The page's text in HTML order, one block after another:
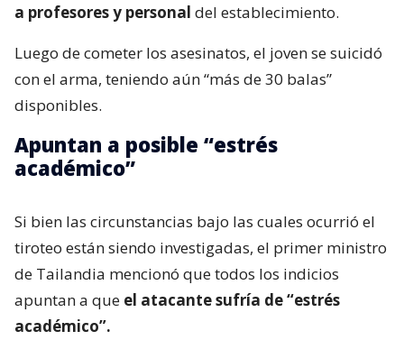
a profesores y personal del establecimiento.
Luego de cometer los asesinatos, el joven se suicidó
con el arma, teniendo aún “más de 30 balas”
disponibles.
Apuntan a posible “estrés
académico”
Si bien las circunstancias bajo las cuales ocurrió el
tiroteo están siendo investigadas, el primer ministro
de Tailandia mencionó que todos los indicios
apuntan a que el atacante sufría de “estrés
académico”.